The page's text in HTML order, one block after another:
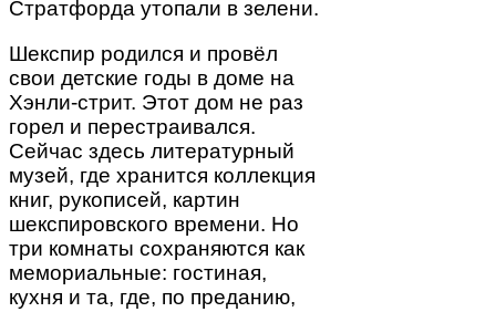
Стратфорда утопали в зелени.
Шекспир родился и провёл
свои детские годы в доме на
Хэнли-стрит. Этот дом не раз
горел и перестраивался.
Сейчас здесь литературный
музей, где хранится коллекция
книг, рукописей, картин
шекспировского времени. Но
три комнаты сохраняются как
мемориальные: гостиная,
кухня и та, где, по преданию,